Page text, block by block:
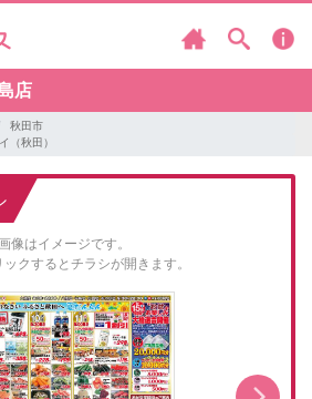
店
秋田市
（秋田）
像はイメージです。
クするとチラシが開きます。